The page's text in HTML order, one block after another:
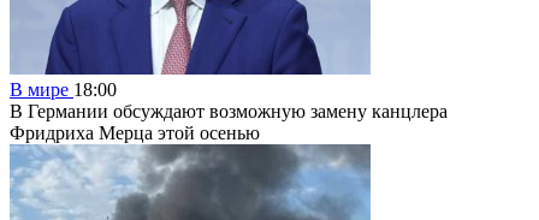
В мире 18:00
В Германии обсуждают возможную замену канцлера
Фридриха Мерца этой осенью